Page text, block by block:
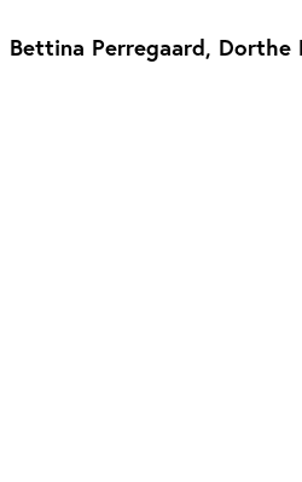
Bettina Perregaard, Dorthe